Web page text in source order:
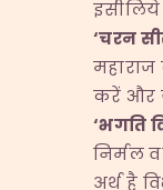
‘चरन
करें और
‘भगति
निर्मल
अर्थ है